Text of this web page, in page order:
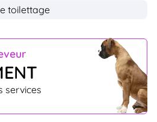
services
toilettage